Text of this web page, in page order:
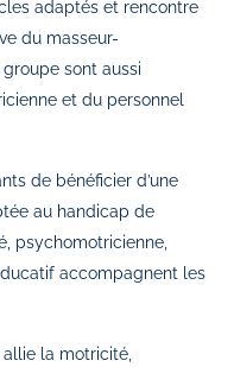
adaptés et rencontre
du masseur-
sont aussi
et du personnel
de bénéficier d’une
au handicap de
psychomotricienne,
accompagnent les
allie la motricité,